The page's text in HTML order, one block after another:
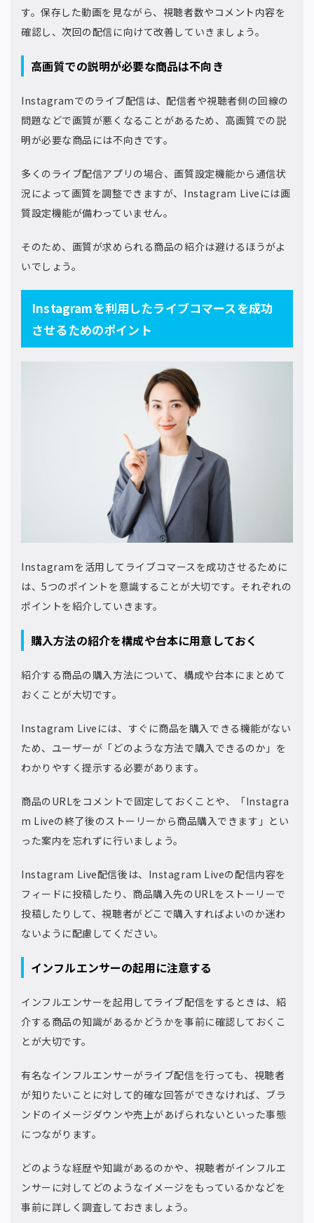
す。保存した動画を見ながら、視聴者数やコメント内容を
確認し、次回の配信に向けて改善していきましょう。
高画質での説明が必要な商品は不向き
Instagramでのライブ配信は、配信者や視聴者側の回線の
問題などで画質が悪くなることがあるため、高画質での説
明が必要な商品には不向きです。
多くのライブ配信アプリの場合、画質設定機能から通信状
況によって画質を調整できますが、Instagram Liveには画
質設定機能が備わっていません。
そのため、画質が求められる商品の紹介は避けるほうがよ
いでしょう。
Instagramを利用したライブコマースを成功
させるためのポイント
Instagramを活用してライブコマースを成功させるために
は、5つのポイントを意識することが大切です。それぞれの
ポイントを紹介していきます。
購入方法の紹介を構成や台本に用意しておく
紹介する商品の購入方法について、構成や台本にまとめて
おくことが大切です。
Instagram Liveには、すぐに商品を購入できる機能がない
ため、ユーザーが「どのような方法で購入できるのか」を
わかりやすく提示する必要があります。
商品のURLをコメントで固定しておくことや、「Instagra
m Liveの終了後のストーリーから商品購入できます」とい
った案内を忘れずに行いましょう。
Instagram Live配信後は、Instagram Liveの配信内容を
フィードに投稿したり、商品購入先のURLをストーリーで
投稿したりして、視聴者がどこで購入すればよいのか迷わ
ないように配慮してください。
インフルエンサーの起用に注意する
インフルエンサーを起用してライブ配信をするときは、紹
介する商品の知識があるかどうかを事前に確認しておくこ
とが大切です。
有名なインフルエンサーがライブ配信を行っても、視聴者
が知りたいことに対して的確な回答ができなければ、ブラ
ンドのイメージダウンや売上があげられないといった事態
につながります。
どのような経歴や知識があるのかや、視聴者がインフルエ
ンサーに対してどのようなイメージをもっているかなどを
事前に詳しく調査しておきましょう。